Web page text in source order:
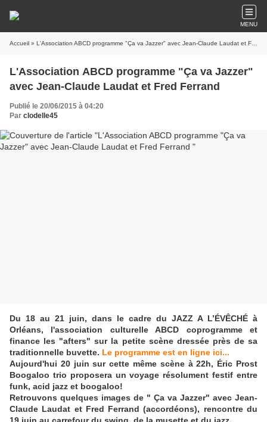
MENU
Accueil » L'Association ABCD programme "Ça va Jazzer" avec Jean-Claude Laudat et Fred Ferrand
L'Association ABCD programme "Ça va Jazzer"
avec Jean-Claude Laudat et Fred Ferrand
Publié le 20/06/2015 à 04:20
Par clodelle45
Du 18 au 21 juin, dans le cadre du JAZZ A L’ÉVÊCHÉ à
Orléans, l'association culturelle ABCD coprogramme et
finance les "afters" sur la petite scène dressée près de sa
traditionnelle buvette. Le programme est en ligne ici...
Aujourd'hui 20 juin sur cette même scène à 22h, Éric Prost
Boogaloo trio proposera un voyage résolument festif entre
funk, acid jazz et boogaloo!
Retrouvons quelques images de " Ça va Jazzer" avec Jean-
Claude Laudat et Fred Ferrand (accordéons), rencontre du